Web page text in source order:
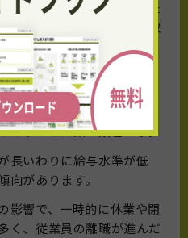
不足の長期化を前提とした
や業務効率化に積極的に取
刻度が異なりますが、特に
のサービス業で顕著です。
長いわりに給与水準が低
向があります。
影響で、一時的に休業や閉
く、従業員の離職が進んだ